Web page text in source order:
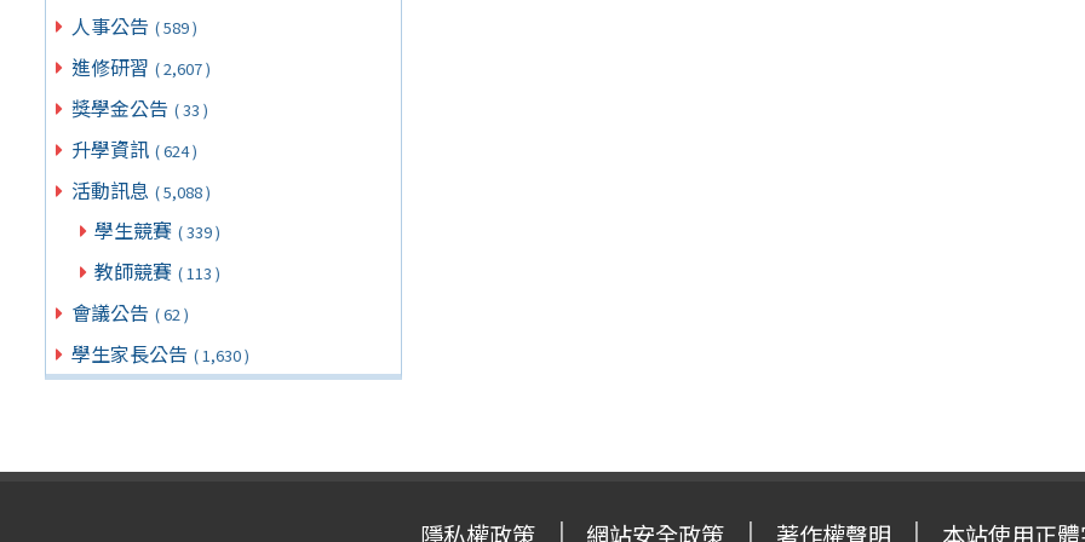
人事公告 ( 589 )
進修研習 ( 2,607 )
獎學金公告 ( 33 )
升學資訊 ( 624 )
活動訊息 ( 5,088 )
學生競賽 ( 339 )
教師競賽 ( 113 )
會議公告 ( 62 )
學生家長公告 ( 1,630 )
隱私權政策 網站安全政策 著作權聲明 本站使用正